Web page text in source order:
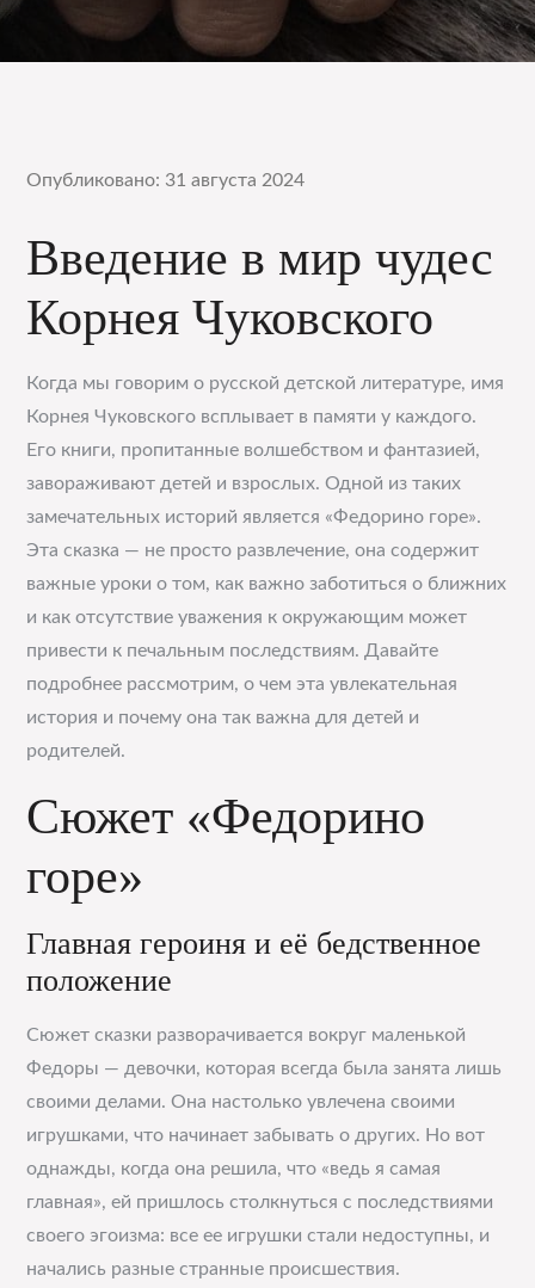
Опубликовано: 31 августа 2024
Введение в мир чудес
Корнея Чуковского
Когда мы говорим о русской детской литературе, имя
Корнея Чуковского всплывает в памяти у каждого.
Его книги, пропитанные волшебством и фантазией,
завораживают детей и взрослых. Одной из таких
замечательных историй является «Федорино горе».
Эта сказка — не просто развлечение, она содержит
важные уроки о том, как важно заботиться о ближних
и как отсутствие уважения к окружающим может
привести к печальным последствиям. Давайте
подробнее рассмотрим, о чем эта увлекательная
история и почему она так важна для детей и
родителей.
Сюжет «Федорино
горе»
Главная героиня и её бедственное
положение
Сюжет сказки разворачивается вокруг маленькой
Федоры — девочки, которая всегда была занята лишь
своими делами. Она настолько увлечена своими
игрушками, что начинает забывать о других. Но вот
однажды, когда она решила, что «ведь я самая
главная», ей пришлось столкнуться с последствиями
своего эгоизма: все ее игрушки стали недоступны, и
начались разные странные происшествия.